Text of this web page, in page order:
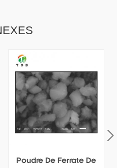
Poudre De Ferrate De